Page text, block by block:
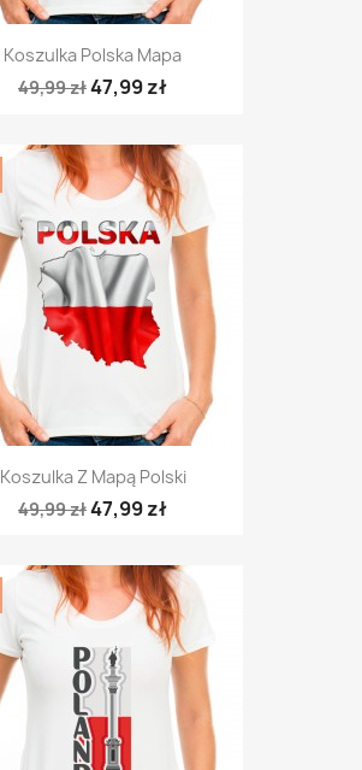
Koszulka Polska Mapa
49,99 zł47,99 zł
Koszulka Z Mapą Polski
49,99 zł47,99 zł